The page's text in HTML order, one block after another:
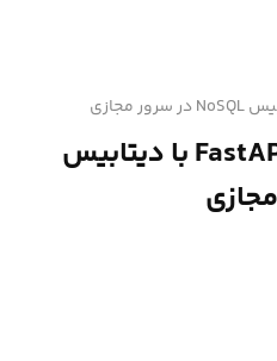
نحوه راه‌اندازی FastAPI با دیتابیس